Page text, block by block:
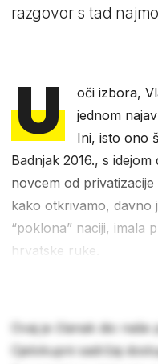
razgovor s tad
U
oči izbora,
jednom
Ini, isto ono
Badnjak 2016., s
novcem od
kako otkrivamo, davno
“poklona” naciji, imala
hrvatske ruke.
Ovaj je članak dio
Cjelokupni sadržaj